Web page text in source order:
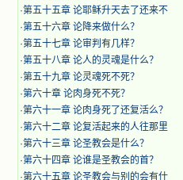
·第五十五章 论耶稣升天去了还来不
·第五十六章 论降来做什么？
·第五十七章 论审判有几样？
·第五十八章 论人的灵魂是什么？
·第五十九章 论灵魂死不死？
·第六十章 论肉身死不死？
·第六十一章 论肉身死了还复活么？
·第六十二章 论复活起来的人往那里
·第六十三章 论圣教会是什么？
·第六十四章 论谁是圣教会的首？
·第六十五章 论圣教会与别的会有什